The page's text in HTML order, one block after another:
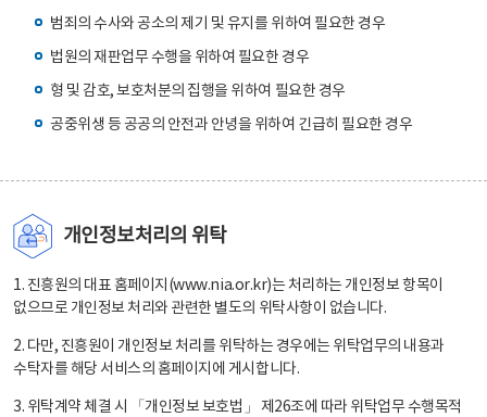
범죄의 수사와 공소의 제기 및 유지를 위하여 필요한 경우
법원의 재판업무 수행을 위하여 필요한 경우
형 및 감호, 보호처분의 집행을 위하여 필요한 경우
공중위생 등 공공의 안전과 안녕을 위하여 긴급히 필요한 경우
개인정보처리의 위탁
1. 진흥원의 대표 홈페이지(www.nia.or.kr)는 처리하는 개인정보 항목이
없으므로 개인정보 처리와 관련한 별도의 위탁사항이 없습니다.
2. 다만, 진흥원이 개인정보 처리를 위탁하는 경우에는 위탁업무의 내용과
수탁자를 해당 서비스의 홈페이지에 게시합니다.
3. 위탁계약 체결 시 「개인정보 보호법」 제26조에 따라 위탁업무 수행목적